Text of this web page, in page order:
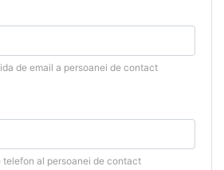
de email a persoanei de contact
telefon al persoanei de contact